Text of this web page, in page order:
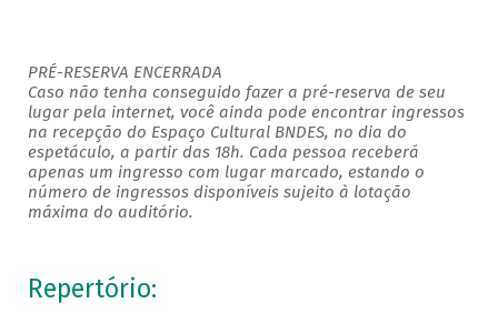
PRÉ-RESERVA ENCERRADA
Caso não tenha conseguido fazer a pré-reserva de seu
lugar pela internet, você ainda pode encontrar ingressos
na recepção do Espaço Cultural BNDES, no dia do
espetáculo, a partir das 18h. Cada pessoa receberá
apenas um ingresso com lugar marcado, estando o
número de ingressos disponíveis sujeito à lotação
máxima do auditório.
Repertório: